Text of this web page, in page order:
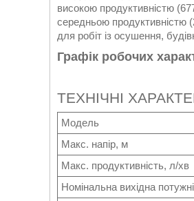
високою продуктивністю
середньою продуктивністю
для робіт із осушення,
Графік робочих
ТЕХНІЧНІ
Модель
Макс. напір, м
Макс. продуктивність, л/хв
Номінальна вихідна